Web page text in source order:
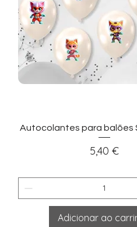
Visualização
Autocolantes para balões
Preço
5,40 €
Adicionar ao